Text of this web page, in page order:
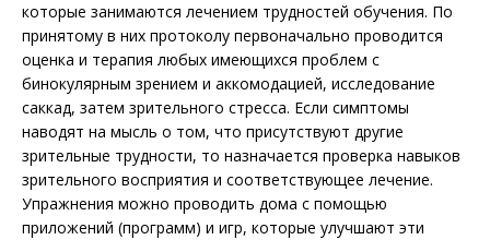
которые занимаются лечением трудностей обучения. По
принятому в них протоколу первоначально проводится
оценка и терапия любых имеющихся проб­лем с
бинокулярным зрением и аккомодацией, исследование
саккад, затем зрительного стресса. Если симптомы
наводят на мысль о том, что присутствуют другие
зрительные трудности, то назначается проверка навыков
зрительного восприятия и соответствующее лечение.
Упражнения можно проводить дома с помощью
приложений (программ) и игр, которые улучшают эти